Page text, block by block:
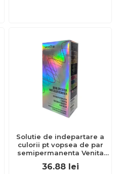
Solutie de indepartare a
culorii pt vopsea de par
semipermanenta Venita
Hair Color Remover, 115ml
15 ml
36.88 lei